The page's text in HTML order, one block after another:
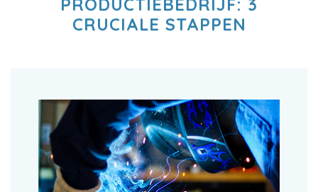
PRODUCTIEBEDRIJF: 3
CRUCIALE STAPPEN